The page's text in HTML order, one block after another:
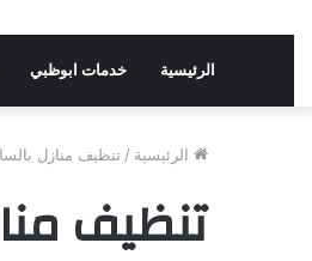
الرئيسية خدمات ابوظبي
الرئيسية / تنظيف منازل
تنظيف